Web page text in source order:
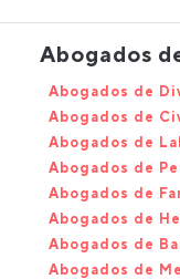
Abogados
Abogados de
Abogados de
Abogados de
Abogados de
Abogados de
Abogados de
Abogados de
Abogados de